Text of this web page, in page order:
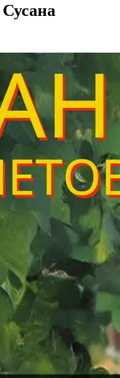
Сусана